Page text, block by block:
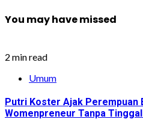
You may have missed
2 min read
Umum
Putri Koster Ajak Perempuan
Womenpreneur Tanpa